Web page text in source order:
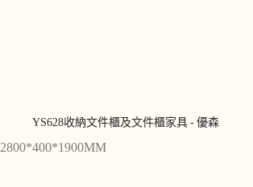
YS628收納文件櫃及文件櫃家具 - 優森
2800*400*1900MM